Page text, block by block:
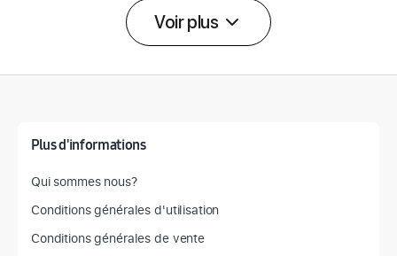
Voir plus
Plus d'informations
Qui sommes nous?
Conditions générales d'utilisation
Conditions générales de vente